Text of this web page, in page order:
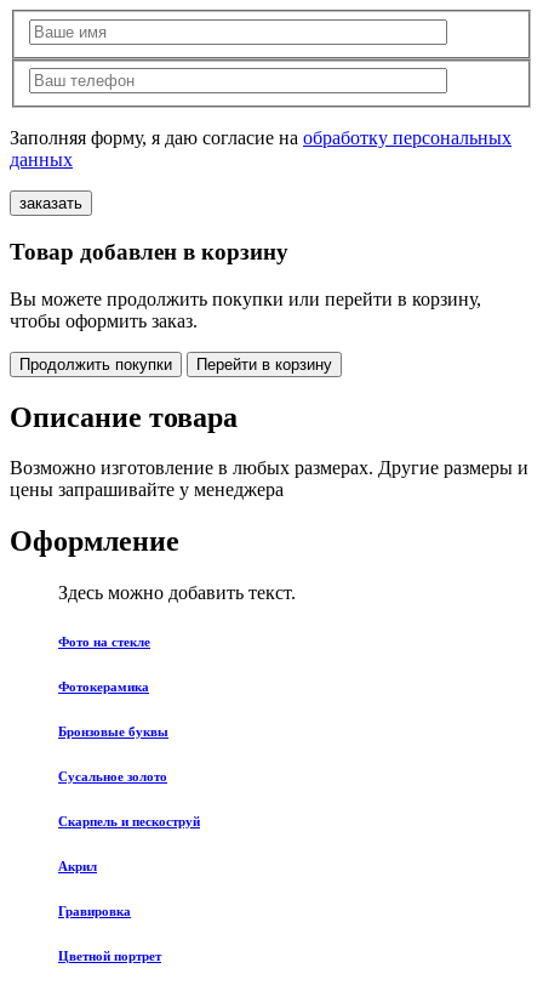
Заполняя форму, я даю согласие на обработку персональных
данных
Товар добавлен в корзину
Вы можете продолжить покупки или перейти в корзину,
чтобы оформить заказ.
Продолжить покупки Перейти в корзину
Описание товара
Возможно изготовление в любых размерах. Другие размеры и
цены запрашивайте у менеджера
Оформление
Здесь можно добавить текст.
Фото на стекле
Фотокерамика
Бронзовые буквы
Сусальное золото
Скарпель и пескоструй
Акрил
Гравировка
Цветной портрет